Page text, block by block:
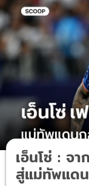
เอ็นโซ่ : จ
สู่แม่ทัพแด